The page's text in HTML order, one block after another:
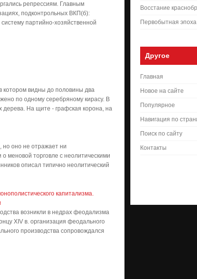
репрессиям. Главным
подконтрольных ВКП(б):
партийно-хозяйственной
котором видны до половины два
по одно­му серебряному кирасу. В
На щите - графская корона, на
но оно не отражает ни
о меновой торговле с неолитическими
описал типично неолитический
капитализма.
возникли в недрах феодализма
XIV в. организация феодального
производства сопровождался
Восстание
Первобытная
Другое
Главная
Новое на сайте
Популярное
Навигация по
Поиск по сайту
Контакты